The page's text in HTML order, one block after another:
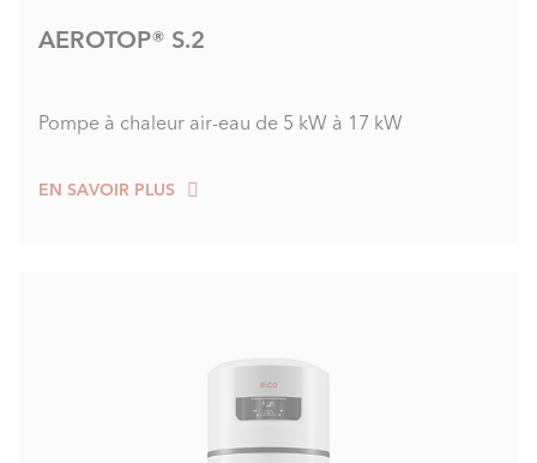
AEROTOP® S.2
Pompe à chaleur air-eau de 5 kW à 17 kW
EN SAVOIR PLUS